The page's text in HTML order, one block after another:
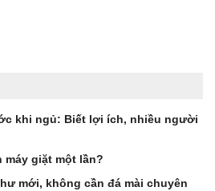
khi ngủ: Biết lợi ích, nhiều người
máy giặt một lần?
mới, không cần đá mài chuyên